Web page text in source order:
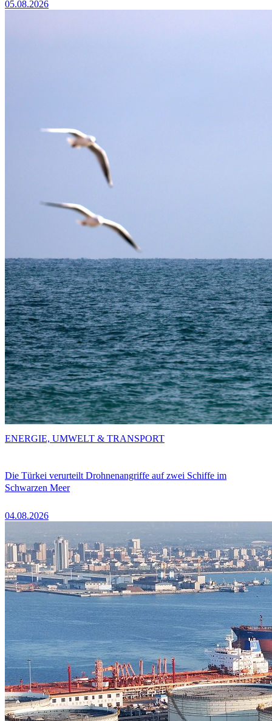
05.08.2026
Die Türkei verurteilt Drohnenangriffe auf zwei Schiffe im
Schwarzen Meer
04.08.2026
ENERGIE, UMWELT & TRANSPORT